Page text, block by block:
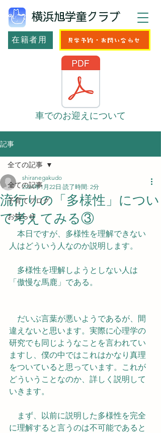
横浜旭学童クラブ
在籍者用 見学予約・お問い合わせ
車でのお迎えについて
記事
全ての記事
子育てブログ
お知らせ
全ての記事
流行りの「多様性」につい
て考えてみる③
shiranegakudo
2024年1月22日 読了時間: 2分
本日ですが、多様性を理解できない
人はどういう人なのか説明します。
多様性を理解しようとしない人は
「傲慢な馬鹿」である。
だいぶ言葉が悪いようであるが、間
違えないと思います。実際に心理学の
研究でも同じようなことを言われてい
ますし、僕の中ではこれはかなり真理
をついていると思っています。これが
どういうことなのか、詳しく説明して
いきます。
まず、以前に説明した多様性を完全
に理解すると言うのは不可能であると